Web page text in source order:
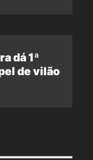
dá 1ª
de vilão